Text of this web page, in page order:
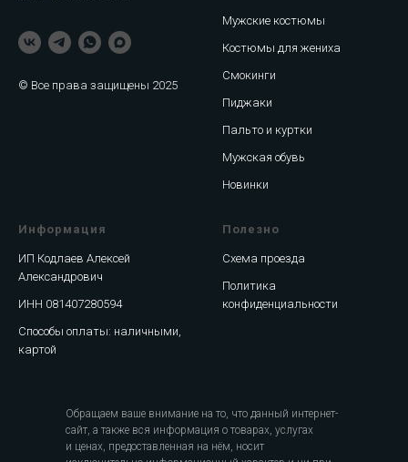
© Все права защищены 2025
Мужские костюмы
Костюмы для жениха
Смокинги
Пиджаки
Пальто и куртки
Мужская обувь
Новинки
Информация
ИП Кодлаев Алексей
Александрович
ИНН 081407280594
Способы оплаты: наличными,
картой
Полезно
Схема проезда
Политика
конфиденциальности
Обращаем ваше внимание на то, что данный интернет-
сайт, а также вся информация о товарах, услугах
и ценах, предоставленная на нём, носит